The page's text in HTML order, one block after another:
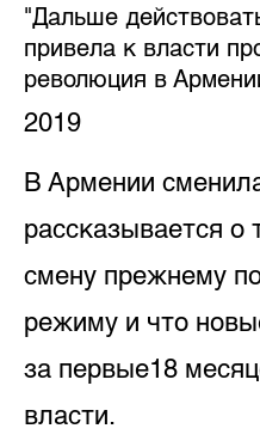
"Дальше
привела к власти
революция в
2019
В Армении
рассказывается
смену прежнему
режиму и что
за первые18
власти.